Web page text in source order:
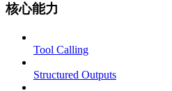
核心能力
Tool Calling
Structured Outputs